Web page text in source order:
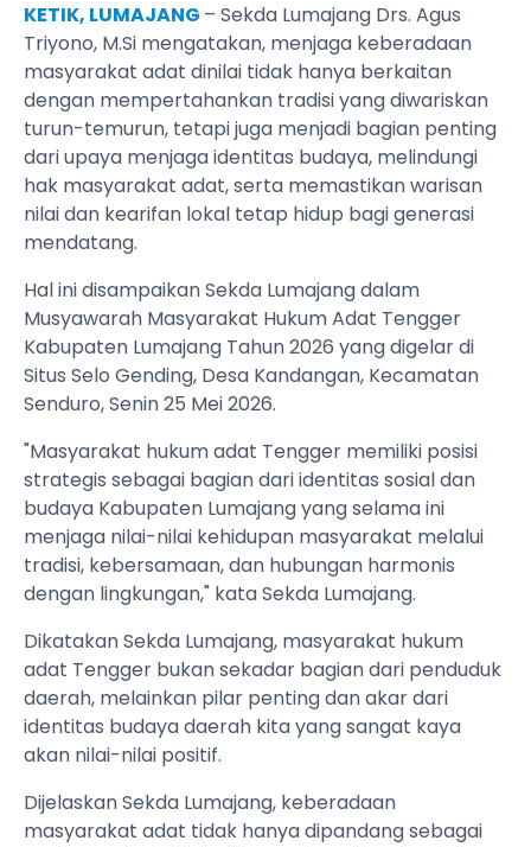
KETIK, LUMAJANG – Sekda Lumajang Drs. Agus
Triyono, M.Si mengatakan, menjaga keberadaan
masyarakat adat dinilai tidak hanya berkaitan
dengan mempertahankan tradisi yang diwariskan
turun-temurun, tetapi juga menjadi bagian penting
dari upaya menjaga identitas budaya, melindungi
hak masyarakat adat, serta memastikan warisan
nilai dan kearifan lokal tetap hidup bagi generasi
mendatang.
Hal ini disampaikan Sekda Lumajang dalam
Musyawarah Masyarakat Hukum Adat Tengger
Kabupaten Lumajang Tahun 2026 yang digelar di
Situs Selo Gending, Desa Kandangan, Kecamatan
Senduro, Senin 25 Mei 2026.
"Masyarakat hukum adat Tengger memiliki posisi
strategis sebagai bagian dari identitas sosial dan
budaya Kabupaten Lumajang yang selama ini
menjaga nilai-nilai kehidupan masyarakat melalui
tradisi, kebersamaan, dan hubungan harmonis
dengan lingkungan," kata Sekda Lumajang.
Dikatakan Sekda Lumajang, masyarakat hukum
adat Tengger bukan sekadar bagian dari penduduk
daerah, melainkan pilar penting dan akar dari
identitas budaya daerah kita yang sangat kaya
akan nilai-nilai positif.
Dijelaskan Sekda Lumajang, keberadaan
masyarakat adat tidak hanya dipandang sebagai